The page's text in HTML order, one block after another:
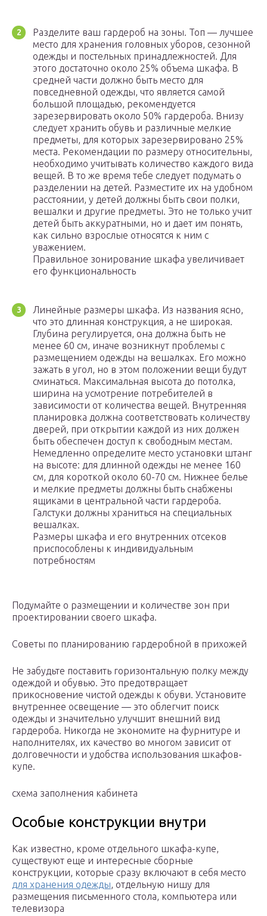
Разделите ваш гардероб на зоны. Топ — лучшее
место для хранения головных уборов, сезонной
одежды и постельных принадлежностей. Для
этого достаточно около 25% объема шкафа. В
средней части должно быть место для
повседневной одежды, что является самой
большой площадью, рекомендуется
зарезервировать около 50% гардероба. Внизу
следует хранить обувь и различные мелкие
предметы, для которых зарезервировано 25%
места. Рекомендации по размеру относительны,
необходимо учитывать количество каждого вида
вещей. В то же время тебе следует подумать о
разделении на детей. Разместите их на удобном
расстоянии, у детей должны быть свои полки,
вешалки и другие предметы. Это не только учит
детей быть аккуратными, но и дает им понять,
как сильно взрослые относятся к ним с
уважением.
Правильное зонирование шкафа увеличивает
его функциональность
Линейные размеры шкафа. Из названия ясно,
что это длинная конструкция, а не широкая.
Глубина регулируется, она должна быть не
менее 60 см, иначе возникнут проблемы с
размещением одежды на вешалках. Его можно
зажать в угол, но в этом положении вещи будут
сминаться. Максимальная высота до потолка,
ширина на усмотрение потребителей в
зависимости от количества вещей. Внутренняя
планировка должна соответствовать количеству
дверей, при открытии каждой из них должен
быть обеспечен доступ к свободным местам.
Немедленно определите место установки штанг
на высоте: для длинной одежды не менее 160
см, для короткой около 60-70 см. Нижнее белье
и мелкие предметы должны быть снабжены
ящиками в центральной части гардероба.
Галстуки должны храниться на специальных
вешалках.
Размеры шкафа и его внутренних отсеков
приспособлены к индивидуальным
потребностям
Подумайте о размещении и количестве зон при
проектировании своего шкафа.
Советы по планированию гардеробной в прихожей
Не забудьте поставить горизонтальную полку между
одеждой и обувью. Это предотвращает
прикосновение чистой одежды к обуви. Установите
внутреннее освещение — это облегчит поиск
одежды и значительно улучшит внешний вид
гардероба. Никогда не экономите на фурнитуре и
наполнителях, их качество во многом зависит от
долговечности и удобства использования шкафов-
купе.
схема заполнения кабинета
Особые конструкции внутри
Как известно, кроме отдельного шкафа-купе,
существуют еще и интересные сборные
конструкции, которые сразу включают в себя место
для хранения одежды, отдельную нишу для
размещения письменного стола, компьютера или
телевизора